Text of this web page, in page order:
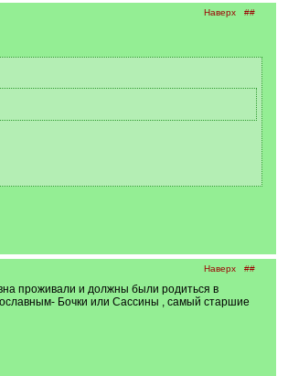
Наверх ##
Наверх ##
проживали и должны были родиться в
Бочки или Сассины , самый старшие